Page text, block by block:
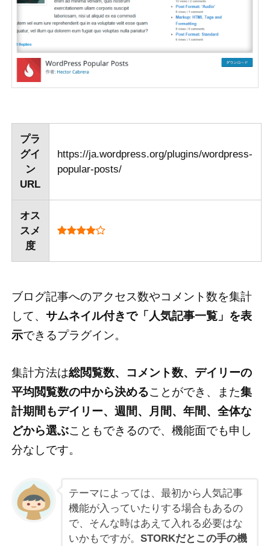
プラ
グイ
ン
URL
https://ja.wordpress.org/plugins/wordpress-
popular-posts/
オス
スメ
度
ブログ記事へのアクセス数やコメント数を集計
して、 サムネイル付きで「人気記事一覧」を表
示できるプラグイン。
集計方法は総閲覧数、コメント数、デイリーの
平均閲覧数の中から決めることができ、また集
計期間もデイリー、週間、月間、年間、全体な
どから選ぶこともできるので、機能面でも申し
分なしです。
テーマによっては、最初から人気記事
機能が入っていたりする場合もあるの
で、そんな時はあえて入れる必要はな
いかもですが。STORKだとこの手の機